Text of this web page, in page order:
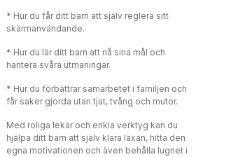
* Hur du får ditt barn att själv reglera sitt
skärmanvändande.
* Hur du lär ditt barn att nå sina mål och
hantera svåra utmaningar.
* Hur du förbättrar samarbetet i familjen och
får saker gjorda utan tjat, tvång och mutor.
Med roliga lekar och enkla verktyg kan du
hjälpa ditt barn att själv klara läxan, hitta den
egna motivationen och även behålla lugnet i